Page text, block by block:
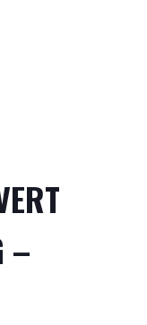
–